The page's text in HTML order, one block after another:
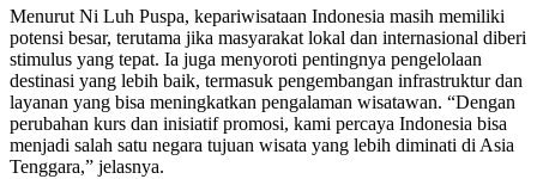
Menurut Ni Luh Puspa, kepariwisataan Indonesia masih memiliki
potensi besar, terutama jika masyarakat lokal dan internasional diberi
stimulus yang tepat. Ia juga menyoroti pentingnya pengelolaan
destinasi yang lebih baik, termasuk pengembangan infrastruktur dan
layanan yang bisa meningkatkan pengalaman wisatawan. “Dengan
perubahan kurs dan inisiatif promosi, kami percaya Indonesia bisa
menjadi salah satu negara tujuan wisata yang lebih diminati di Asia
Tenggara,” jelasnya.